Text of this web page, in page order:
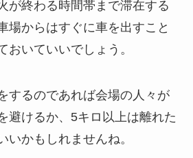
が終わる時間帯まで滞在する
場からはすぐに車を出すこと
おいていいでしょう。
するのであれば会場の人々が
避けるか、5キロ以上は離れた
いかもしれませんね。